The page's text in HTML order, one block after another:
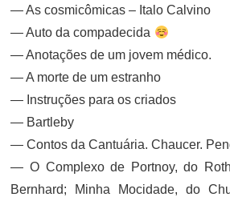
— As cosmicômicas – Italo Calvino
— Auto da compadecida
— Anotações de um jovem médico.
— A morte de um estranho
— Instruções para os criados
— Bartleby
— Contos da Cantuária. Chaucer.
— O Complexo de Portnoy, do
Bernhard; Minha Mocidade, do